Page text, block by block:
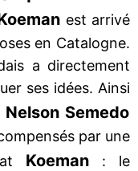
est arrivé
en Catalogne.
a directement
ses idées. Ainsi
Nelson Semedo
par une
Koeman
: le